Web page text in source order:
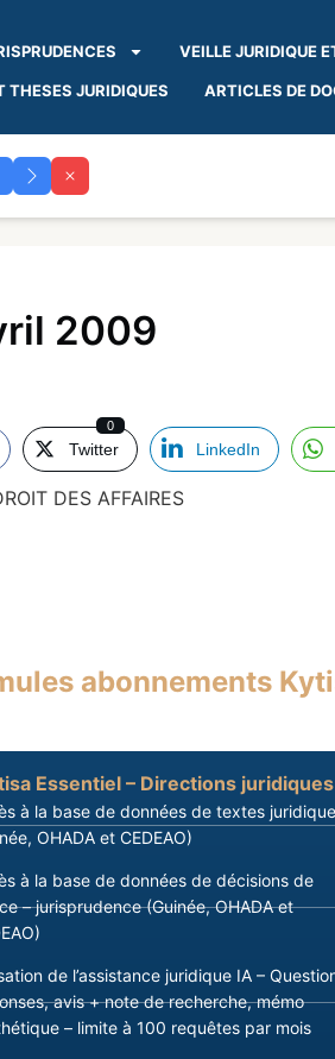
VEILLE JURIDIQUE
THESES JURIDIQUES ARTICLES DE
2009
Twitter
0
LinkedIn
DES AFFAIRES
abonnements
Essentiel – Directions juridiques
à la base de données de textes
OHADA et CEDEAO)
à la base de données de décisions de
– jurisprudence (Guinée, OHADA et
de l’assistance juridique IA –
avis + note de recherche, mémo
– limite à 100 requêtes par mois